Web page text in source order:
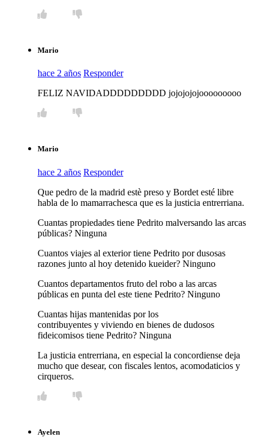
Mario
hace 2 años Responder
FELIZ NAVIDADDDDDDDDD jojojojojooooooooo
Mario
hace 2 años Responder
Que pedro de la madrid estè preso y Bordet esté libre
habla de lo mamarrachesca que es la justicia entrerriana.
Cuantas propiedades tiene Pedrito malversando las arcas
públicas? Ninguna
Cuantos viajes al exterior tiene Pedrito por dusosas
razones junto al hoy detenido kueider? Ninguno
Cuantos departamentos fruto del robo a las arcas
públicas en punta del este tiene Pedrito? Ninguno
Cuantas hijas mantenidas por los
contribuyentes y viviendo en bienes de dudosos
fideicomisos tiene Pedrito? Ninguna
La justicia entrerriana, en especial la concordiense deja
mucho que desear, con fiscales lentos, acomodaticios y
cirqueros.
Ayelen